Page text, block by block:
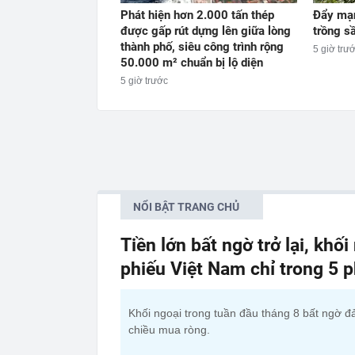
Phát hiện hơn 2.000 tấn thép
được gấp rút dựng lên giữa lòng
thành phố, siêu công trình rộng
50.000 m² chuẩn bị lộ diện
5 giờ trước
Đẩy
trồng
5 giờ
NỔI BẬT TRANG CHỦ
Tiền lớn bất ngờ trở lại,
phiếu Việt Nam chỉ trong 5
Khối ngoại trong tuần đầu tháng 8 bất ngờ
chiều mua ròng.